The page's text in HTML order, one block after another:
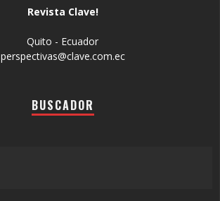
Revista Clave!
Quito - Ecuador
perspectivas@clave.com.ec
BUSCADOR